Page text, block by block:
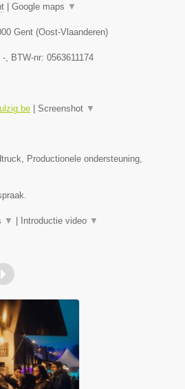
Google maps ▼
Gent (Oost-Vlaanderen)
- , BTW-nr: 0563611174
Screenshot ▼
Productionele ondersteuning,
▼ Introductie video ▼